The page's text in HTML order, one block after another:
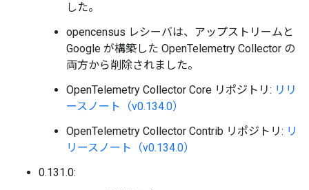
した。
opencensus レシーバは、アップストリームと
Google が構築した OpenTelemetry Collector の
両方から削除されました。
OpenTelemetry Collector Core リポジトリ: リリ
ースノート（v0.134.0）
OpenTelemetry Collector Contrib リポジトリ: リ
リースノート（v0.134.0）
0.131.0: